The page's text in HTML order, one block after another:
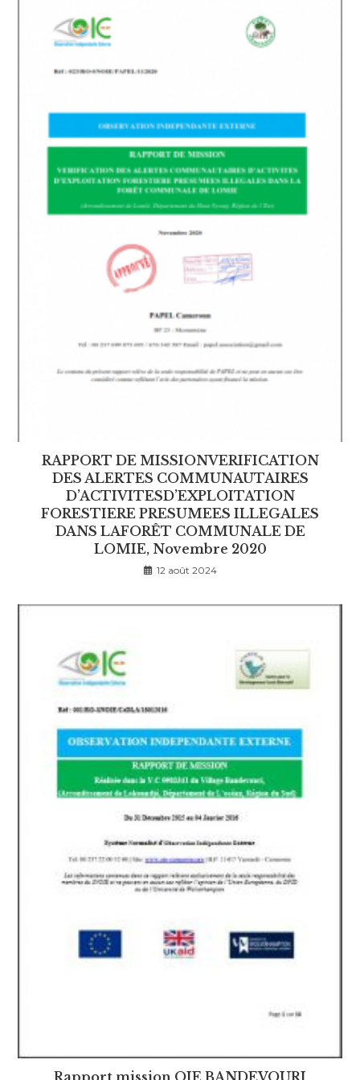
RAPPORT DE MISSIONVERIFICATION
DES ALERTES COMMUNAUTAIRES
D’ACTIVITESD’EXPLOITATION
FORESTIERE PRESUMEES ILLEGALES
DANS LAFORÊT COMMUNALE DE
LOMIE, Novembre 2020
12 août 2024